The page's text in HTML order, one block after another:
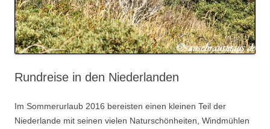
Rundreise in den Niederlanden
Im Sommerurlaub 2016 bereisten einen kleinen Teil der
Niederlande mit seinen vielen Naturschönheiten, Windmühlen